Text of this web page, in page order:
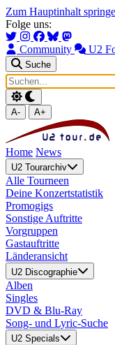
Zum Hauptinhalt
Folge uns:
Community U2
Suche
A- A+
Home News
U2 Tourarchiv
Alle Tourneen
Deine Konzertstatistik
Promogigs
Sonstige Auftritte
Vorgruppen
Gastauftritte
Länderansicht
U2 Discographie
Alben
Singles
DVD & Blu-Ray
Song- und Lyric-Suche
U2 Specials